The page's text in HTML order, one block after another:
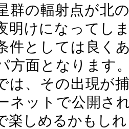
群の輻射点が北
明けになってし
件としては良く
方面となります
は、その出現が
ネットで公開さ
楽しめるかもし